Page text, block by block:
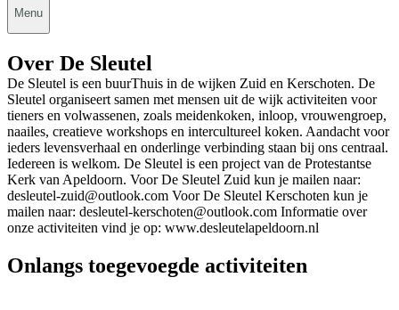
Menu
Over De Sleutel
De Sleutel is een buurThuis in de wijken Zuid en Kerschoten. De
Sleutel organiseert samen met mensen uit de wijk activiteiten voor
tieners en volwassenen, zoals meidenkoken, inloop, vrouwengroep,
naailes, creatieve workshops en intercultureel koken. Aandacht voor
ieders levensverhaal en onderlinge verbinding staan bij ons centraal.
Iedereen is welkom. De Sleutel is een project van de Protestantse
Kerk van Apeldoorn. Voor De Sleutel Zuid kun je mailen naar:
desleutel-zuid@outlook.com Voor De Sleutel Kerschoten kun je
mailen naar: desleutel-kerschoten@outlook.com Informatie over
onze activiteiten vind je op: www.desleutelapeldoorn.nl
Onlangs toegevoegde activiteiten